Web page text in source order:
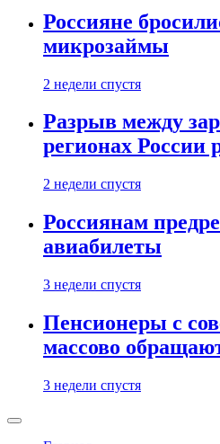
Россияне
микрозаймы
2 недели спустя
Разрыв между
регионах России
2 недели спустя
Россиянам
авиабилеты
3 недели спустя
Пенсионеры с
массово
3 недели спустя